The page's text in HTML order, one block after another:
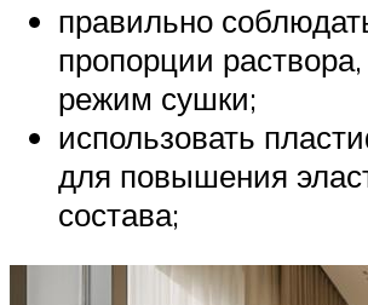
правильно
пропорции
режим сушки;
использовать
для повышения
состава;